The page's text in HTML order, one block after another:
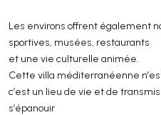
Les environs offrent également
sportives, musées, restaurants
et une vie culturelle animée.
Cette villa méditerranéenne
c’est un lieu de vie et de
s’épanouir